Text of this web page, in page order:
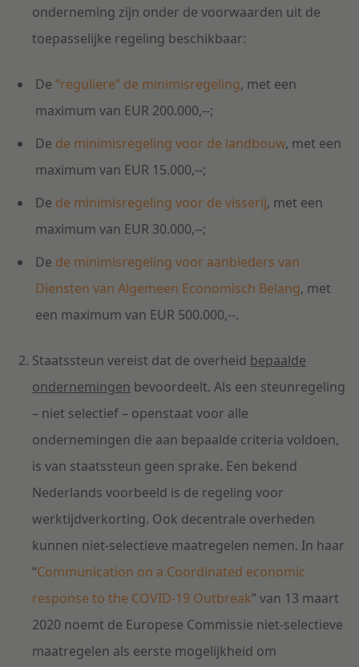
onderneming zijn onder de voorwaarden uit de
toepasselijke regeling beschikbaar:
De “reguliere” de minimisregeling, met een
maximum van EUR 200.000,--;
De de minimisregeling voor de landbouw, met een
maximum van EUR 15.000,--;
De de minimisregeling voor de visserij, met een
maximum van EUR 30.000,--;
De de minimisregeling voor aanbieders van
Diensten van Algemeen Economisch Belang, met
een maximum van EUR 500.000,--.
Staatssteun vereist dat de overheid bepaalde
ondernemingen bevoordeelt. Als een steunregeling
– niet selectief – openstaat voor alle
ondernemingen die aan bepaalde criteria voldoen,
is van staatssteun geen sprake. Een bekend
Nederlands voorbeeld is de regeling voor
werktijdverkorting. Ook decentrale overheden
kunnen niet-selectieve maatregelen nemen. In haar
“Communication on a Coordinated economic
response to the COVID-19 Outbreak” van 13 maart
2020 noemt de Europese Commissie niet-selectieve
maatregelen als eerste mogelijkheid om